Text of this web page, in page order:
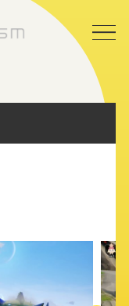
About